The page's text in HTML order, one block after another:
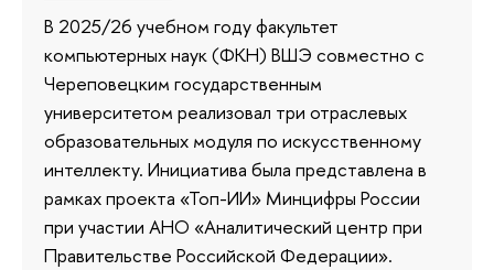
В 2025/26 учебном году факультет
компьютерных наук (ФКН) ВШЭ совместно с
Череповецким государственным
университетом реализовал три отраслевых
образовательных модуля по искусственному
интеллекту. Инициатива была представлена в
рамках проекта «Топ-ИИ» Минцифры России
при участии АНО «Аналитический центр при
Правительстве Российской Федерации».